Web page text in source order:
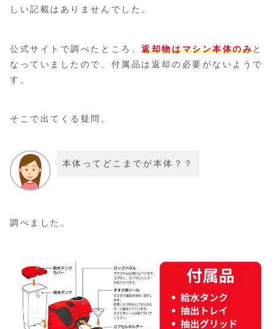
しい記載はありませんでした。
公式サイトで調べたところ、返却物はマシン本体のみと
なっていましたので、付属品は返却の必要がないようで
す。
そこで出てくる疑問。
本体ってどこまでが本体？？
調べました。